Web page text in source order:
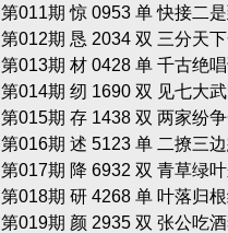
第011期 惊 0953 单 快接二
第012期 恳 2034 双 三分天
第013期 材 0428 单 千古绝
第014期 纫 1690 双 见七大
第015期 存 1438 双 两家纷
第016期 述 5123 单 二撩三
第017期 降 6932 双 青草绿
第018期 研 4268 单 叶落归
第019期 颜 2935 双 张公吃